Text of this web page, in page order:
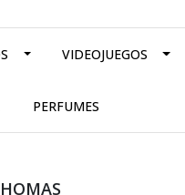
VIDEOJUEGOS
PERFUMES